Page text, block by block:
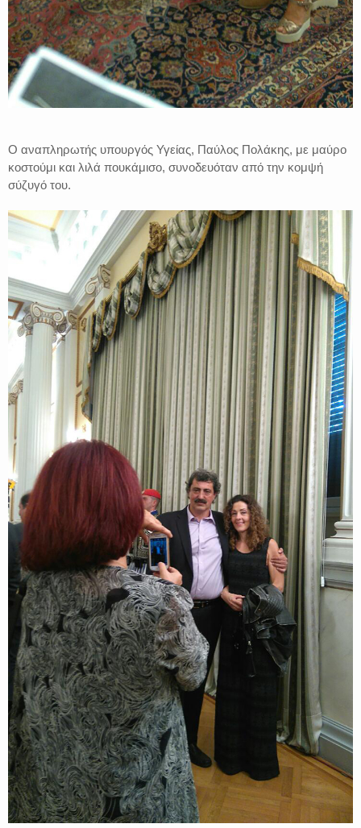
Ο αναπληρωτής υπουργός Υγείας, Παύλος Πολάκης, με μαύρο
κοστούμι και λιλά πουκάμισο, συνοδευόταν από την κομψή
σύζυγό του.